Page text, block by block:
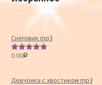
Снеговик mp3
Оценка
0.00Р
Девчонка с хвостиком mp3